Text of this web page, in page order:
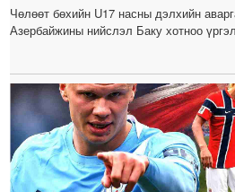
Чөлөөт бөхийн U17 насны дэлхийн
Азербайжины нийслэл Баку хотноо